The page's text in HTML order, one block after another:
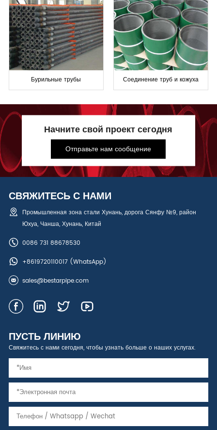
Бурильные трубы Соединение труб и кожуха
Начните свой проект сегодня
Отправьте нам сообщение
СВЯЖИТЕСЬ С НАМИ
Промышленная зона стали Хунань, дорога Сянфу №9, район
Юхуа, Чанша, Хунань, Китай
0086 731 88678530
+8619720110017(WhatsApp)
sales@bestarpipe.com
ПУСТЬ ЛИНИЮ
Свяжитесь с нами сегодня, чтобы узнать больше о наших услугах.